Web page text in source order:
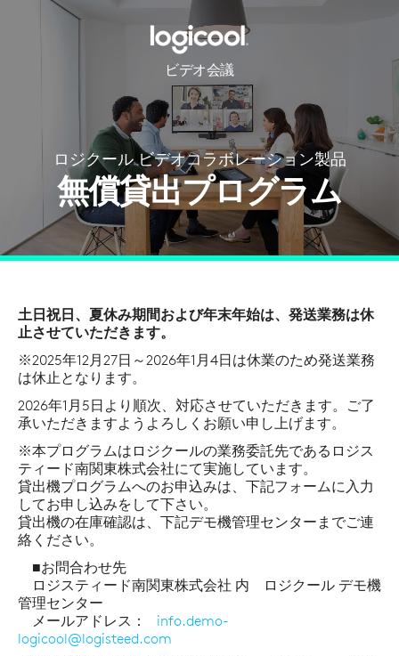
ビデオ会議
ロジクール ビデオコラボレーション製品
無償貸出プログラム
土日祝日、夏休み期間および年末年始は、発送業務は休
止させていただきます。
※2025年12月27日～2026年1月4日は休業のため発送業務
は休止となります。
2026年1月5日より順次、対応させていただきます。ご了
承いただきますようよろしくお願い申し上げます。
※本プログラムはロジクールの業務委託先であるロジス
ティード南関東株式会社にて実施しています。
貸出機プログラムへのお申込みは、下記フォームに入力
してお申し込みをして下さい。
貸出機の在庫確認は、下記デモ機管理センターまでご連
絡ください。
■お問合わせ先
ロジスティード南関東株式会社 内 ロジクール デモ機
管理センター
メールアドレス： info.demo-
logicool@logisteed.com